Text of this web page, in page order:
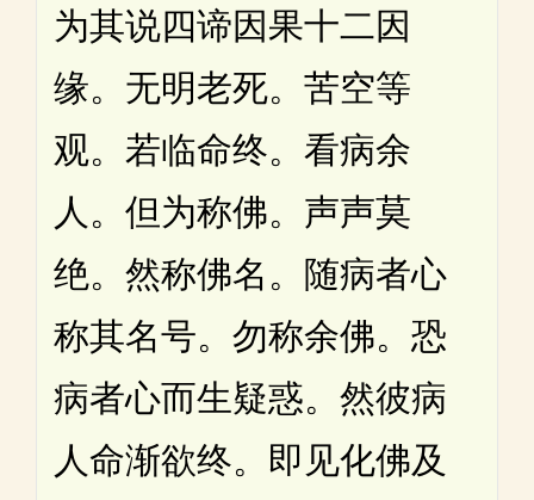
为其说四谛因果十二因
缘。无明老死。苦空等
观。若临命终。看病余
人。但为称佛。声声莫
绝。然称佛名。随病者心
称其名号。勿称余佛。恐
病者心而生疑惑。然彼病
人命渐欲终。即见化佛及